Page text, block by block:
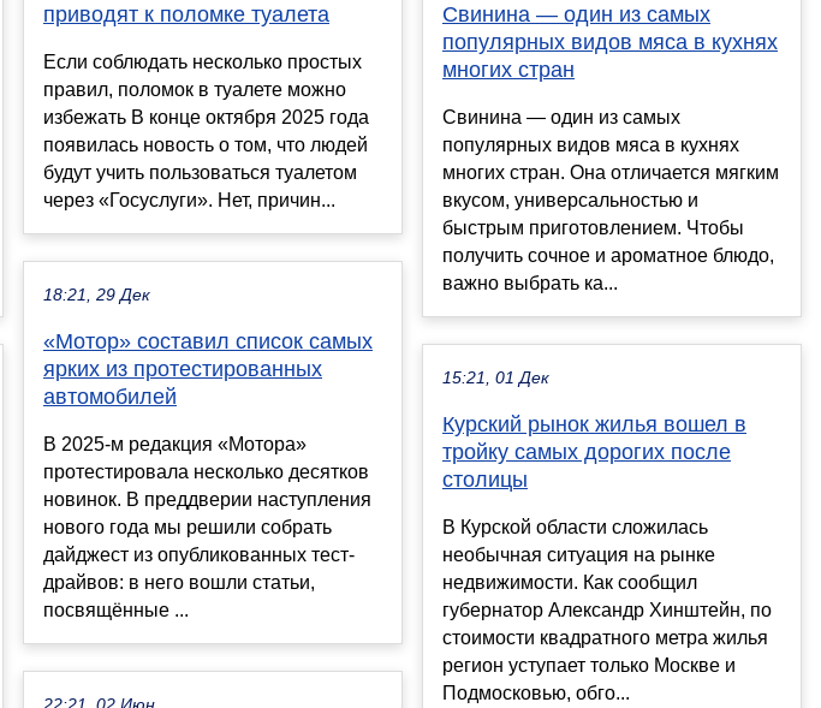
приводят к поломке туалета
Если соблюдать несколько простых
правил, поломок в туалете можно
избежать В конце октября 2025 года
появилась новость о том, что людей
будут учить пользоваться туалетом
через «Госуслуги». Нет, причин...
18:21, 29 Дек
«Мотор» составил список самых
ярких из протестированных
автомобилей
В 2025-м редакция «Мотора»
протестировала несколько десятков
новинок. В преддверии наступления
нового года мы решили собрать
дайджест из опубликованных тест-
драйвов: в него вошли статьи,
посвящённые ...
Свинина — один из самых
популярных видов мяса в кухнях
многих стран
Свинина — один из самых
популярных видов мяса в кухнях
многих стран. Она отличается мягким
вкусом, универсальностью и
быстрым приготовлением. Чтобы
получить сочное и ароматное блюдо,
важно выбрать ка...
15:21, 01 Дек
Курский рынок жилья вошел в
тройку самых дорогих после
столицы
В Курской области сложилась
необычная ситуация на рынке
недвижимости. Как сообщил
губернатор Александр Хинштейн, по
стоимости квадратного метра жилья
регион уступает только Москве и
Подмосковью, обго...